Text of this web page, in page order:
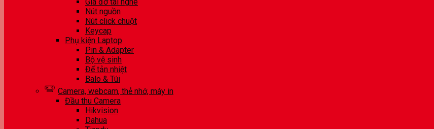
Nút nguồn
Nút click chuột
Keycap
Phụ kiện Laptop
Pin & Adapter
Bộ vệ sinh
Đế tản nhiệt
Balo & Túi
Camera, webcam, thẻ nhớ, máy in
Đầu thu Camera
Hikvision
Dahua